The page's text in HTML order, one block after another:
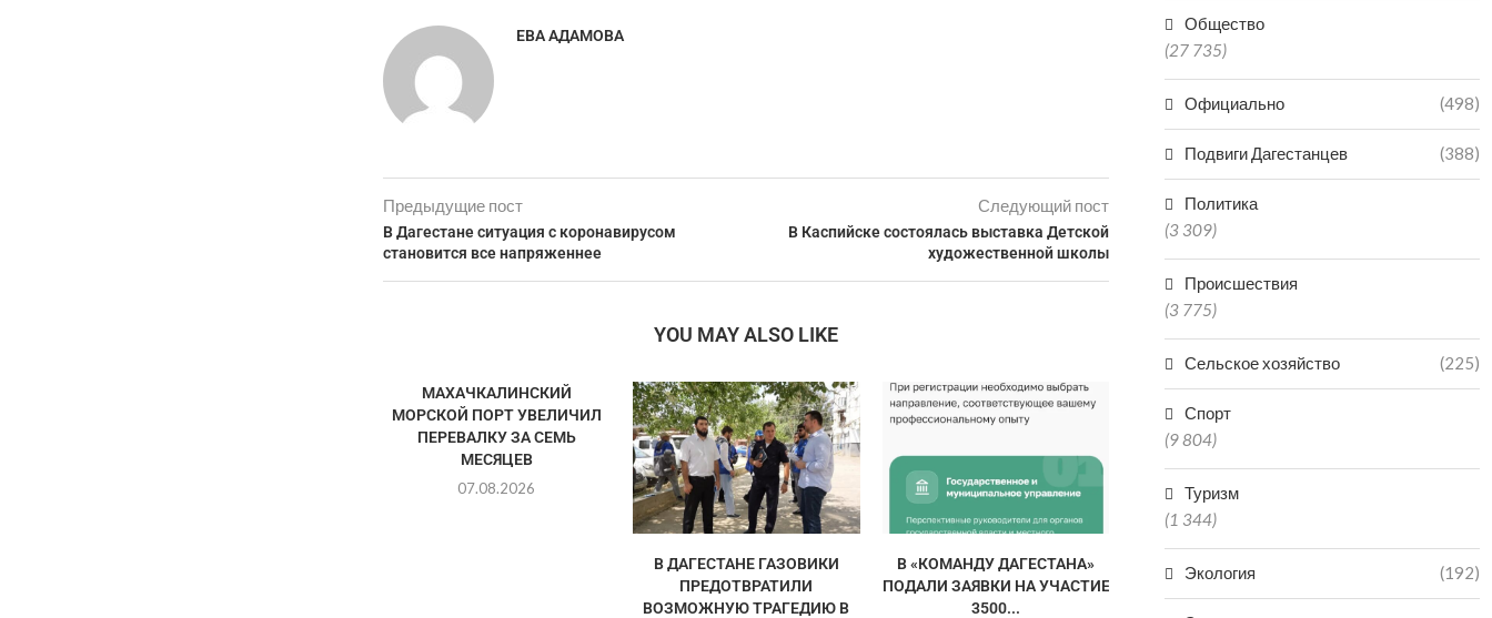
ЕВА АДАМОВА
Предыдущие пост
В Дагестане ситуация с коронавирусом
становится все напряженнее
Следующий пост
В Каспийске состоялась выставка Детской
художественной школы
YOU MAY ALSO LIKE
МАХАЧКАЛИНСКИЙ
МОРСКОЙ ПОРТ УВЕЛИЧИЛ
ПЕРЕВАЛКУ ЗА СЕМЬ
МЕСЯЦЕВ
07.08.2026
В ДАГЕСТАНЕ ГАЗОВИКИ
ПРЕДОТВРАТИЛИ
ВОЗМОЖНУЮ ТРАГЕДИЮ В
В «КОМАНДУ ДАГЕСТАНА»
ПОДАЛИ ЗАЯВКИ НА УЧАСТИЕ
3500...
ДАГЕСТАН ВОШЕЛ В ТОП-5
Общество
(27 735)
Официально (498)
Подвиги Дагестанцев (388)
Политика
(3 309)
Происшествия
(3 775)
Сельское хозяйство (225)
Спорт
(9 804)
Туризм
(1 344)
Экология (192)